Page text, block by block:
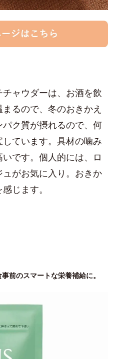
ャウダーは、お酒を飲
るので、冬のおきかえ
ク質が摂れるので、何
ています。具材の噛み
です。個人的には、ロ
がお気に入り。おきか
じます。
前のスマートな栄養補給に。